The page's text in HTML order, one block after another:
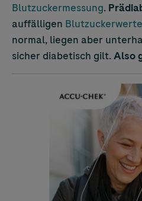
Blutzuckermessung.
auffälligen
normal, liegen aber
sicher diabetisch gilt.Also